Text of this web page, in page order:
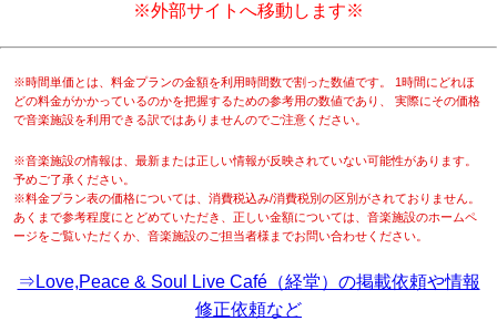
※外部サイトへ移動します※
※時間単価とは、料金プランの金額を利用時間数で割った数値です。 1時間にどれほ
どの料金がかかっているのかを把握するための参考用の数値であり、 実際にその価格
で音楽施設を利用できる訳ではありませんのでご注意ください。
※音楽施設の情報は、最新または正しい情報が反映されていない可能性があります。
予めご了承ください。
※料金プラン表の価格については、消費税込み/消費税別の区別がされておりません。
あくまで参考程度にとどめていただき、正しい金額については、音楽施設のホームペ
ージをご覧いただくか、音楽施設のご担当者様までお問い合わせください。
⇒Love,Peace & Soul Live Café（経堂）の掲載依頼や情報
修正依頼など